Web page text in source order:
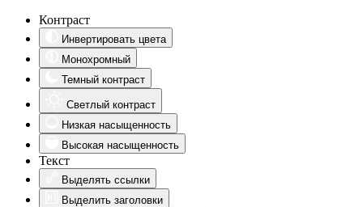
Контраст
Инвертировать цвета
Монохромный
Темный контраст
Светлый контраст
Низкая насыщенность
Высокая насыщенность
Текст
Выделять ссылки
Выделить заголовки